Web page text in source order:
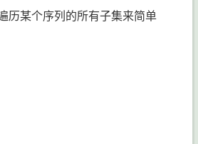
历某个序列的所有子集来简单